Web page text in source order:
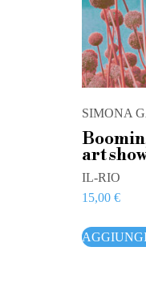
SIMONA
art
IL-RIO
15,00 €